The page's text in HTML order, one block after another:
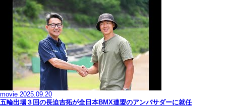
movie 2025.09.20
五輪出場３回の長迫吉拓が全日本BMX連盟のアンバサダーに就任